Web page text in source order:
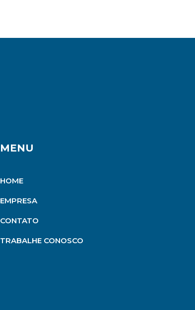
MENU
HOME
EMPRESA
CONTATO
TRABALHE CONOSCO